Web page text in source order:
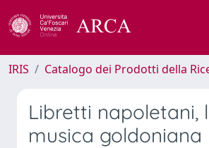
IRIS Catalogo dei Prodotti della
Libretti
musica goldoniana